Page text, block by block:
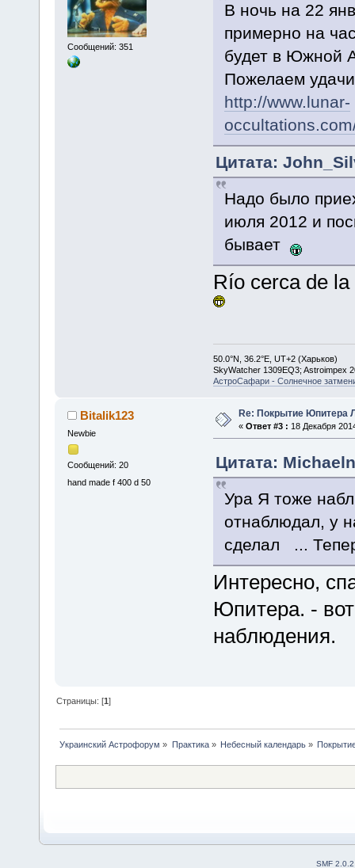
Сообщений: 351
В ночь на 22
примерно на
будет в Южной
Пожелаем
http://www.lunar-
Цитата:
Надо было
июля 2012 и
бывает
Río cerca de
50.0°N, 36.2°E, UT+2 (Харьков)
SkyWatcher 1309EQ3; Astroimpex
АстроСафари - Солнечное
Bitalik123
Newbie
Сообщений: 20
hand made f 400 d 50
Re: Покрытие Юпитера
« Ответ #3 : 18 Декабря
Цитата:
Ура Я тоже
отнаблюдал, у
сделал ...
Интересно,
Юпитера. -
наблюдения.
Страницы: [1]
Украинский Астрофорум » Практика» Небесный календарь»
SMF 2.0.2